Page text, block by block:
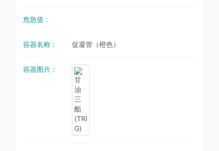
危急值：
容器名称： 促凝管（橙色）
容器图片：